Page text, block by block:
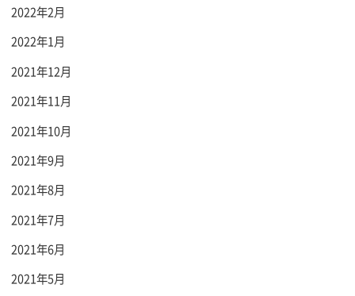
2022年2月
2022年1月
2021年12月
2021年11月
2021年10月
2021年9月
2021年8月
2021年7月
2021年6月
2021年5月